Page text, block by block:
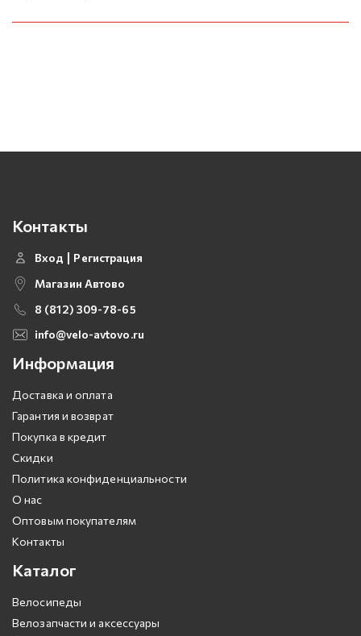
Контакты
Вход
Регистрация
Магазин Автово
8 (812) 309-78-65
info@velo-avtovo.ru
Информация
Доставка и оплата
Гарантия и возврат
Покупка в кредит
Скидки
Политика конфиденциальности
О нас
Оптовым покупателям
Контакты
Каталог
Велосипеды
Велозапчасти и аксессуары